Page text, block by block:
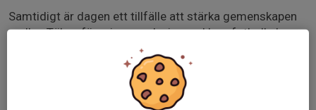
Samtidigt är dagen ett tillfälle att stärka gemenskapen
mellan Täbys föreningar och visa vad barnfotboll ska
handla om när den är som bäst.
Kort information om cupen